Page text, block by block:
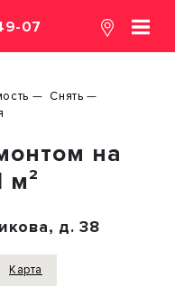
07
Снять
на
м²
д. 38
Карта